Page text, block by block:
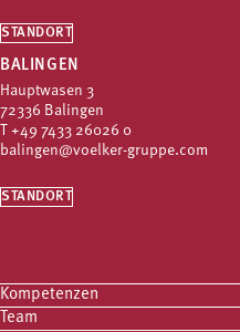
STANDORT
BALINGEN
Hauptwasen 3
72336 Balingen
T +49 7433 26026 0
balingen@voelker-gruppe.com
STANDORT
Kompetenzen
Team